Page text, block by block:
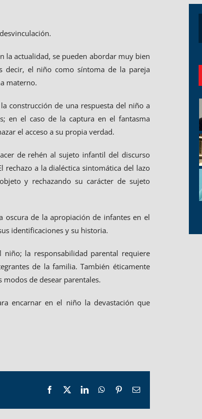
la actualidad, se pueden abordar muy bien
decir, el niño como síntoma de la pareja
materno.
construcción de una respuesta del niño a
en el caso de la captura en el fantasma
el acceso a su propia verdad.
de rehén al sujeto infantil del discurso
a la dialéctica sintomática del lazo
y rechazando su carácter de sujeto
oscura de la apropiación de infantes en el
identificaciones y su historia.
niño; la responsabilidad parental requiere
de la familia. También éticamente
de desear parentales.
encarnar en el niño la devastación que
Facebook
X LinkedInWhatsApp
PinterestEmail